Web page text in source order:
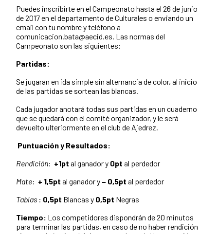
Puedes inscribirte en el Campeonato hasta el 26 de junio
de 2017 en el departamento de Culturales o enviando un
email con tu nombre y teléfono a
comunicacion.bata@aecid.es. Las normas del
Campeonato son las siguientes:
Partidas:
Se jugaran en ida simple sin alternancia de color, al inicio
de las partidas se sortean las blancas.
Cada jugador anotará todas sus partidas en un cuaderno
que se quedará con el comité organizador, y le será
devuelto ulteriormente en el club de Ajedrez.
Puntuación y Resultados:
Rendición: +1pt al ganador y 0pt al perdedor
Mate: + 1,5pt al ganador y – 0,5pt al perdedor
Tablas : 0,5pt Blancas y 0,5pt Negras
Tiempo: Los competidores dispondrán de 20 minutos
para terminar las partidas, en caso de no haber rendición